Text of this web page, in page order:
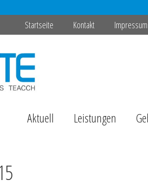
Startseite Kontakt Impressum
Aktuell Leistungen